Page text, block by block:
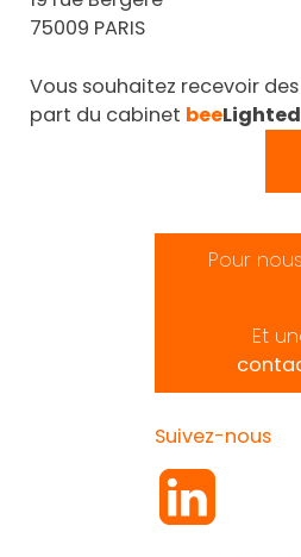
75009 PARIS
Vous souhaitez recevoir
part du cabinet beeLighted
Pour
Et
Suivez-nous